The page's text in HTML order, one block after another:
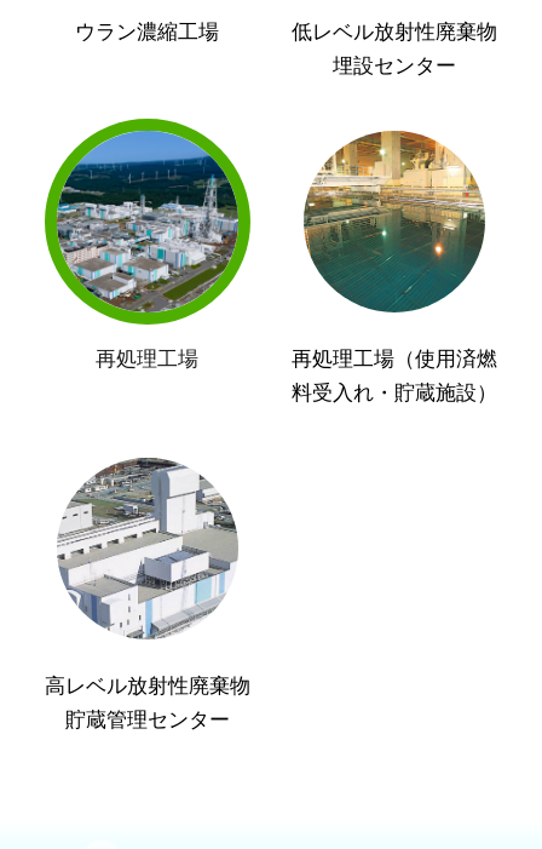
ウラン濃縮工場
低レベル放射性廃棄物
埋設センター
再処理工場
再処理工場（使用済燃
料受入れ・貯蔵施設）
高レベル放射性廃棄物
貯蔵管理センター